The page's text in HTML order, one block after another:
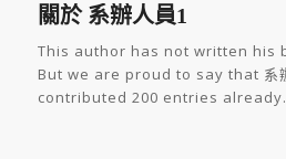
關於 系辦人員1
This author has not written his
But we are proud to say that 系
contributed 200 entries already.